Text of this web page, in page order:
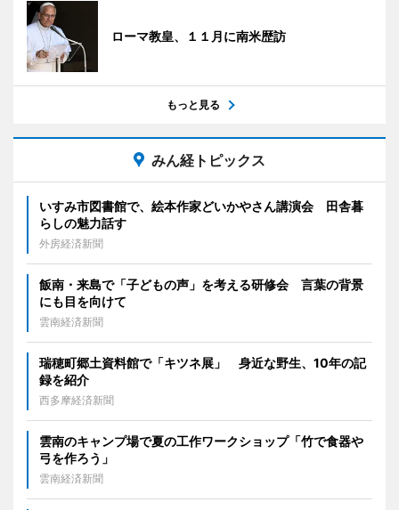
ローマ教皇、１１月に南米歴訪
もっと見る
みん経トピックス
いすみ市図書館で、絵本作家どいかやさん講演会 田舎暮
らしの魅力話す
外房経済新聞
飯南・来島で「子どもの声」を考える研修会 言葉の背景
にも目を向けて
雲南経済新聞
瑞穂町郷土資料館で「キツネ展」 身近な野生、10年の記
録を紹介
西多摩経済新聞
雲南のキャンプ場で夏の工作ワークショップ「竹で食器や
弓を作ろう」
雲南経済新聞